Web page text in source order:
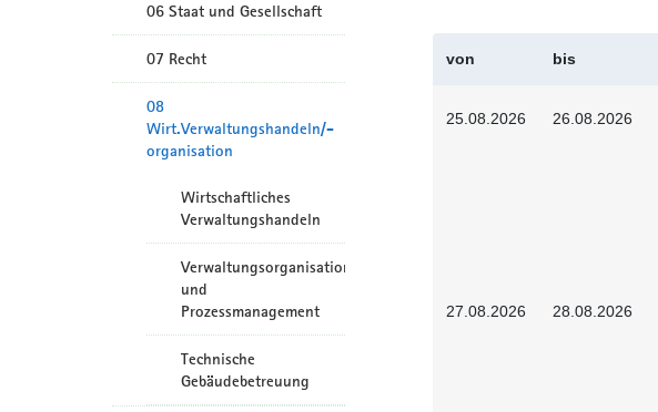
06 Staat und Gesellschaft
07 Recht
08
Wirt.Verwaltungshandeln/-
organisation
Wirtschaftliches
Verwaltungshandeln
Verwaltungsorganisation
und
Prozessmanagement
Technische
Gebäudebetreuung
von bis
25.08.2026 26.08.2026
27.08.2026 28.08.2026